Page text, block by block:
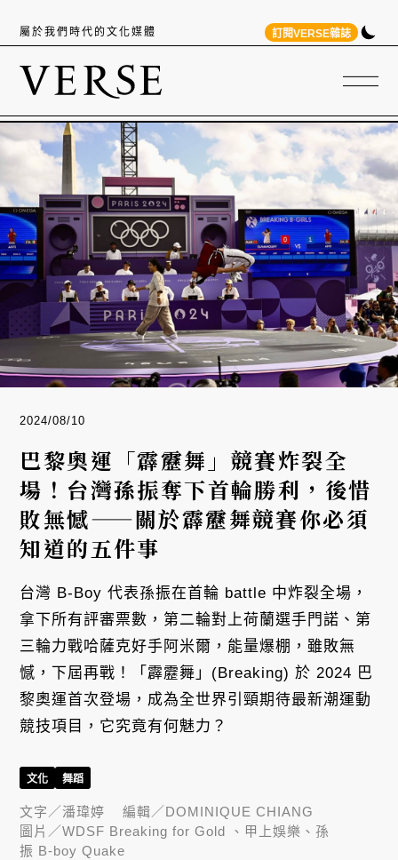
屬於我們時代的文化媒體 訂閱VERSE雜誌
2024/08/10
巴黎奧運「霹靂舞」競賽炸裂全
場！台灣孫振奪下首輪勝利，後惜
敗無憾——關於霹靂舞競賽你必須
知道的五件事
台灣 B-Boy 代表孫振在首輪 battle 中炸裂全場，
拿下所有評審票數，第二輪對上荷蘭選手門諾、第
三輪力戰哈薩克好手阿米爾，能量爆棚，雖敗無
憾，下屆再戰！「霹靂舞」(Breaking) 於 2024 巴
黎奧運首次登場，成為全世界引頸期待最新潮運動
競技項目，它究竟有何魅力？
文化 舞蹈
文字／潘瑋婷 編輯／DOMINIQUE CHIANG
圖片／WDSF Breaking for Gold 、甲上娛樂、孫
振 B-boy Quake